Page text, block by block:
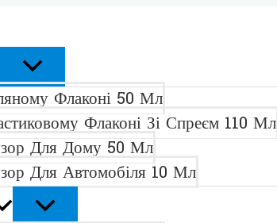
Флаконі 50 Мл
Флаконі Зі Спреєм 110 Мл
Для Дому 50 Мл
Для Автомобіля 10 Мл